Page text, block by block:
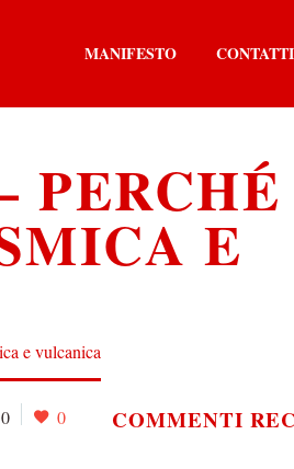
MANIFESTO CONTATTI
E
e vulcanica
0 0 COMMENTI